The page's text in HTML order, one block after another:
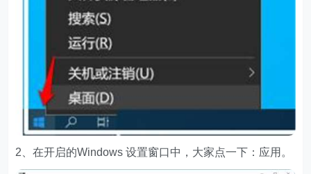
2、在开启的Windows 设置窗口中，大家点一下：应用。